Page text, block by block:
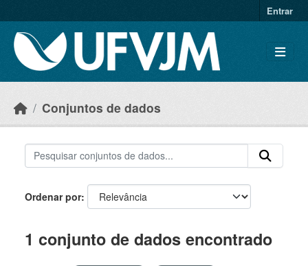
Entrar
Conjuntos de dados
Ordenar por
1 conjunto de dados encontrado